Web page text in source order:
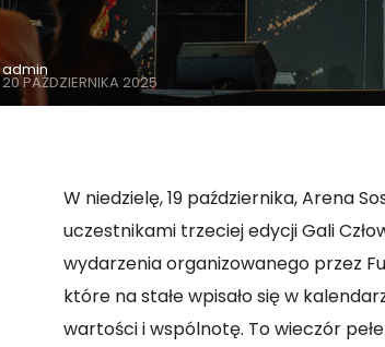
admin
20 PAŹDZIERNIKA 2025
W niedzielę, 19 października, Arena
uczestnikami trzeciej edycji Gali
wydarzenia organizowanego przez
które na stałe wpisało się w
wartości i wspólnotę. To wieczór